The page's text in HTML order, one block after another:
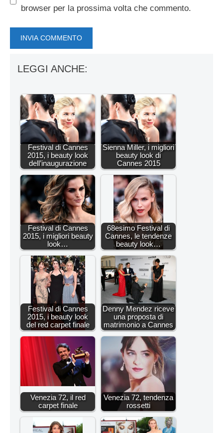
browser per la prossima volta che commento.
LEGGI ANCHE:
Festival di Cannes
2015, i beauty look
dell’inaugurazione
Sienna Miller, i migliori
beauty look di
Cannes 2015
Festival di Cannes
2015, i migliori beauty
look…
68esimo Festival di
Cannes, le tendenze
beauty look…
Festival di Cannes
2015, i beauty look
del red carpet finale
Denny Mendez riceve
una proposta di
matrimonio a Cannes
Venezia 72, il red
carpet finale
Venezia 72, tendenza
rossetti